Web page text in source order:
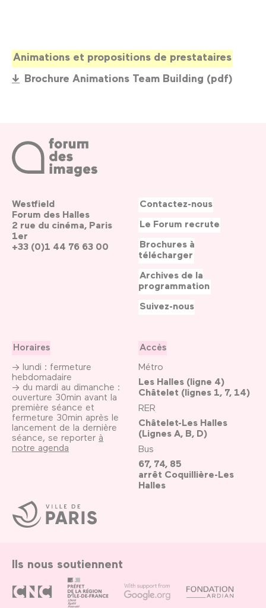
Animations et propositions de prestataires
Brochure Animations Team Building (pdf)
Ville
de
Paris
Westfield
Forum des Halles
2 rue du cinéma, Paris
1er
+33 (0)1 44 76 63 00
Horaires
→ lundi : fermeture
hebdomadaire
→ du mardi au dimanche :
ouverture 30min avant la
première séance et
fermeture 30min après le
lancement de la dernière
séance, se reporter à
notre agenda
Accès
Métro
Les Halles (ligne 4)
Châtelet (lignes 1, 7, 14)
RER
Châtelet-Les Halles
(Lignes A, B, D)
Bus
67, 74, 85
arrêt Coquillière-Les
Halles
Contactez-nous
Le Forum recrute
Brochures à
télécharger
Archives de la
programmation
Suivez-nous
Ils nous soutiennent